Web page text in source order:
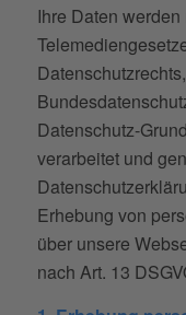
Ihre Daten
Datenschutz-
verarbeitet und
Erhebung von
über unsere
nach Art. 13